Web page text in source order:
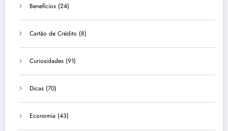
Benefícios (24)
Cartão de Crédito (8)
Curiosidades (91)
Dicas (70)
Economia (43)